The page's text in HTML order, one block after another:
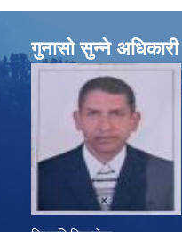
गुनासो सुन्ने अधिकारी